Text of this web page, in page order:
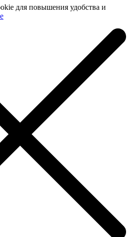
для повышения удобства и